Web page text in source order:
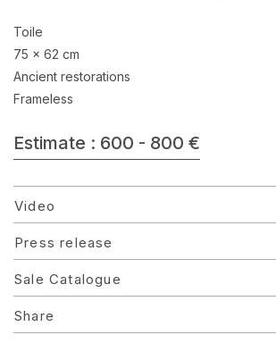
Toile
75 x 62 cm
Ancient restorations
Frameless
Estimate : 600 - 800 €
Video
Press release
Sale Catalogue
Share